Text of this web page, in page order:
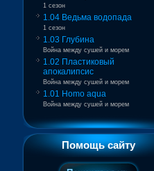
1 сезон
1.04 Ведьма водопада
1 сезон
1.03 Глубина
Война между сушей и морем
1.02 Пластиковый
апокалипсис
Война между сушей и морем
1.01 Homo aqua
Война между сушей и морем
Помощь сайту